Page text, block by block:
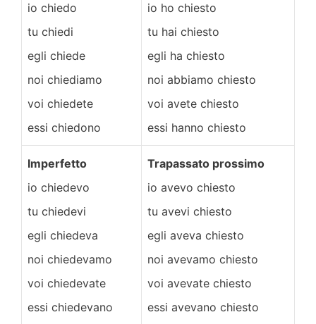
io chiedo
tu chiedi
egli chiede
noi chiediamo
voi chiedete
essi chiedono
io ho chiesto
tu hai chiesto
egli ha chiesto
noi abbiamo chiesto
voi avete chiesto
essi hanno chiesto
Imperfetto
io chiedevo
tu chiedevi
egli chiedeva
noi chiedevamo
voi chiedevate
essi chiedevano
Trapassato prossimo
io avevo chiesto
tu avevi chiesto
egli aveva chiesto
noi avevamo chiesto
voi avevate chiesto
essi avevano chiesto